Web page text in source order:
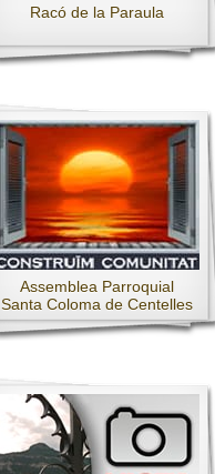
Racó de la Paraula
Assemblea Parroquial
Santa Coloma de Centelles